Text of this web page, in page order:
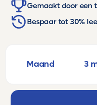
Gemaakt door een
Bespaar tot 30%
Maand 3